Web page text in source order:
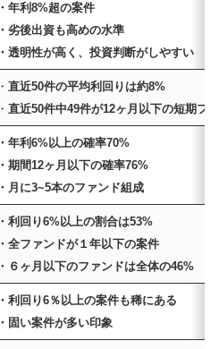
・年利8%超の案件
・劣後出資も高めの水準
・透明性が高く、投資判断がしやすい
・直近50件の平均利回りは約8%
・直近50件中49件が12ヶ月以下の短期フ
・年利6%以上の確率70%
・期間12ヶ月以下の確率76%
・月に3~5本のファンド組成
・利回り6%以上の割合は53%
・全ファンドが１年以下の案件
・６ヶ月以下のファンドは全体の46%
・利回り6％以上の案件も稀にある
・固い案件が多い印象